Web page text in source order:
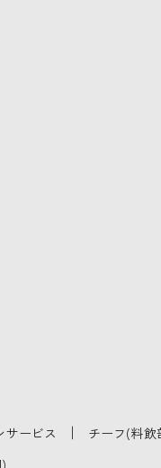
サービス ｜ チーフ(料飲